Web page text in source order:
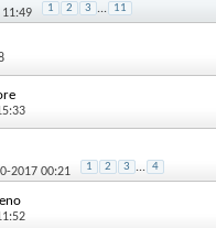
1 2 3 ... 11
2017 00:21 1 2 3 ... 4